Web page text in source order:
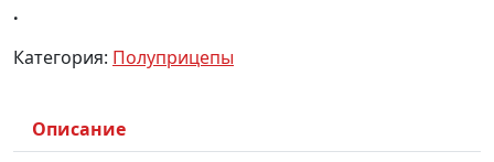
.
Категория: Полуприцепы
Описание